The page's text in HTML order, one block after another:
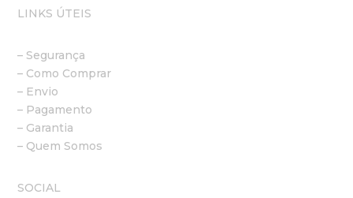
LINKS ÚTEIS
– Segurança
– Como Comprar
– Envio
– Pagamento
– Garantia
– Quem Somos
SOCIAL